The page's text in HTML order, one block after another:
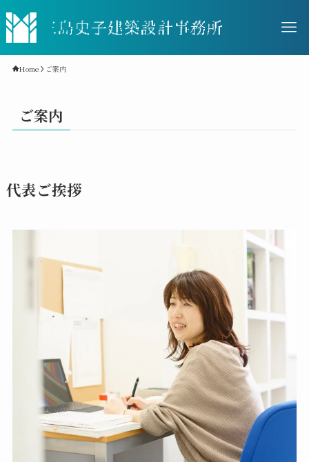
Home ご案内
ご案内
代表ご挨拶